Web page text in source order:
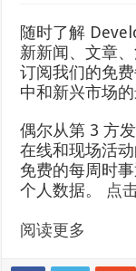
随时了解
新新闻、文章、
订阅我们的免
中和新兴市场的
偶尔从第 3 方
在线和现场活
免费的每周时
个人数据。 点
阅读更多